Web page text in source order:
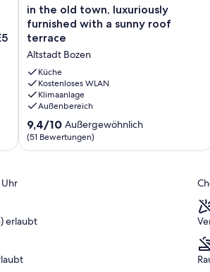
Skidepot.
in
the
old
town,
luxuriously
furnished
with
a
sunny
roof
terrace
Altstadt
in the old town, luxuriously
furnished with a sunny roof
terrace
Altstadt Bozen
Küche
Kostenloses WLAN
Klimaanlage
Außenbereich
9.4
von
10,
9,4/10 Außergewöhnlich
(51 Bewertungen)
erlaubt